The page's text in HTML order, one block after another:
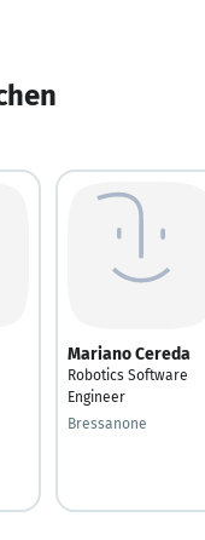
Mariano Cereda
Robotics Software
Engineer
Bressanone